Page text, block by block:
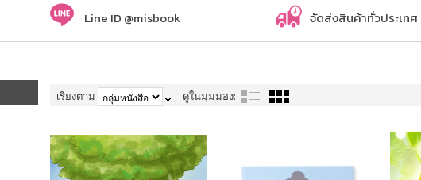
Line ID @misbook จัดส่งสินค้าทั่วประเทศ
เรียงตาม ดูในมุมมอง: